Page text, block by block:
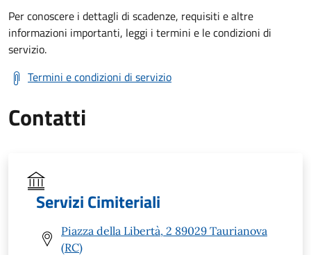
Per conoscere i dettagli di scadenze, requisiti e altre
informazioni importanti, leggi i termini e le condizioni di
servizio.
Termini e condizioni di servizio
Contatti
Servizi Cimiteriali
Piazza della Libertà, 2 89029 Taurianova
(RC)